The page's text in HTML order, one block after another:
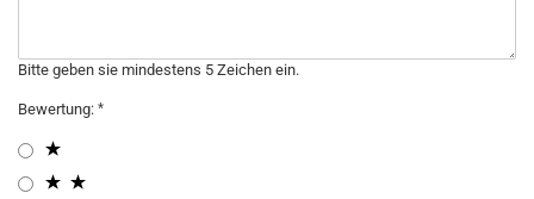
Bitte geben sie mindestens 5 Zeichen ein.
Bewertung: